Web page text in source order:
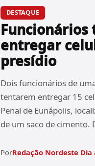
DESTAQUE
Funcionários
entregar
presídio
Dois funcionários de
tentarem entregar 15
Penal de Eunápolis,
de um saco de cimento.
PorRedação Nordeste Dia